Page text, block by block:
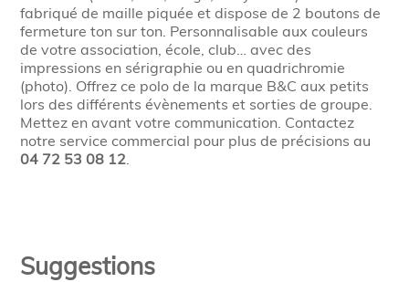
fabriqué de maille piquée et dispose de 2 boutons de
fermeture ton sur ton. Personnalisable aux couleurs
de votre association, école, club… avec des
impressions en sérigraphie ou en quadrichromie
(photo). Offrez ce polo de la marque B&C aux petits
lors des différents évènements et sorties de groupe.
Mettez en avant votre communication. Contactez
notre service commercial pour plus de précisions au
04 72 53 08 12.
Suggestions